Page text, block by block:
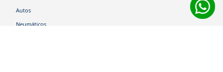
Autos
Neumáticos